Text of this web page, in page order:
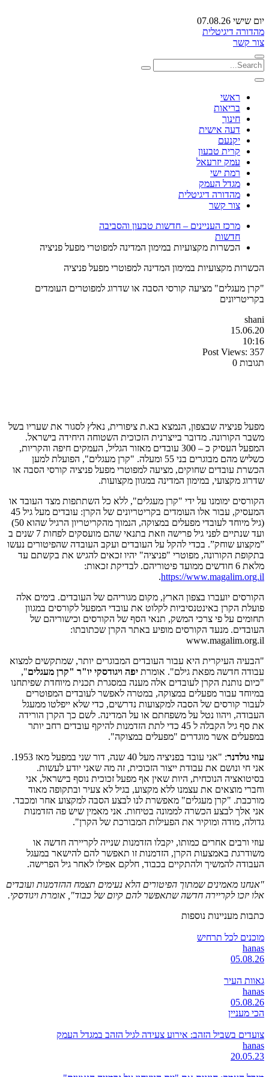
יום שישי 07.08.26
מהדורה דיגיטלית
צור קשר
ראשי
בריאות
חינוך
דעה אישית
יקנעם
קרית טבעון
עמק יזרעאל
רמת ישי
מגדל העמק
מהדורה דיגיטלית
צור קשר
מרכז העניינים – חדשות טבעון והסביבה
חדשות
הכשרות מקצועיות במימון המדינה למפוטרי מפעל פניציה
הכשרות מקצועיות במימון המדינה למפוטרי מפעל פניציה
"קרן מעגלים" מציעה קורסי הסבה או שדרוג למפוטרים העומדים
בקריטריונים
shani
15.06.20
10:16
Post Views: 357
תגובות 0
מפעל פניציה שבצפון, הנמצא בא.ת ציפורית, נאלץ לסגור את שעריו בשל
משבר הקורונה. מדובר בייצרנית הזכוכית השטוחה היחידה בישראל.
המפעל העסיק כ – 300 עובדים מאזור הגליל, העמקים חיפה והקריות,
כשליש מהם מבוגרים בני 55 ומעלה. "קרן מעגלים", הפועלת למען
הכשרת עובדים שחוקים, מציעה למפוטרי מפעל פניציה קורסי הסבה או
שדרוג מקצועי, במימון המדינה במגוון מקצועות.
הקורסים ימומנו על ידי "קרן מעגלים", ללא כל השתתפות מצד העובד או
המעסיק, עבור אלו העומדים בקריטריונים של הקרן: עובדים מעל גיל 45
(גיל מיוחד לעובדי מפעלים במצוקה, הנמוך מהקריטריון הרגיל שהוא 50)
ועד שנתיים לפני גיל פרישה וזאת בתנאי שהם מועסקים לפחות 7 שנים ב
”מקצוע שוחק”. בכדי להקל על העובדים ועקב העובדה שהפיטורים נעשו
בתקופת הקורונה, מפוטרי "פניציה" יהיו זכאים להגיש את בקשתם עד
מלאת 6 חודשים ממועד פיטוריהם. לבדיקת זכאות:
https://www.magalim.org.il
.
הקורסים יועברו בצפון הארץ, מקום מגוריהם של העובדים. בימים אלה
פועלת הקרן באינטנסיביות לקלוט את עובדי המפעל לקורסים במגוון
תחומים על פי צרכי המשק, תנאי הסף של הקורסים וכישוריהם של
העובדים. מנעד הקורסים מופיע באתר הקרן שכתובתו:
www.magalim.org.il
"הבעיה העיקרית היא עבור העובדים המבוגרים יותר, שמתקשים למצוא
עבודה חדשה מפאת גילם". אומרת יפה ויגודסקי יו"ר "קרן מעגלים",
"כיום נותנת הקרן לעובדים אלה מענה במסגרת תכנית מיוחדת שפיתחנו
במיוחד עבור מפעלים במצוקה, במטרה לאפשר לעובדים המפוטרים
לעבור קורסים של הסבה למקצועות נדרשים, כדי שלא ייפלטו ממעגל
העבודה, ויהוו נטל על משפחתם או על המדינה. לשם כך הקרן הורידה
את סף גיל הקבלה ל 45 כדי לתת הזדמנות להיקף עובדים רחב יותר
במפעלים אשר מוגדרים "מפעלים במצוקה".
עוזי גולדנר
: "אני עובד בפניציה מעל 40 שנה, דור שני במפעל מאז 1953.
אני חי ונושם את עבודת ייצור הזכוכית, זה מה שאני יודע לעשות.
בסיטואציה הנוכחית, היות שאין אף מפעל זכוכית נוסף בישראל, אני
וחברי מוצאים את עצמנו ללא מקצוע, בגיל לא צעיר ובתקופה מאוד
מורכבת. "קרן מעגלים" מאפשרת לנו לבצע הסבה למקצוע אחר ומכבד.
אני אלך לבצע הכשרה לממונה בטיחות. אני מאמין שיש פה הזדמנות
גדולה, מודה ומוקיר את הפעילות המבורכת של הקרן".
עוזי ורבים אחרים כמותו, יקבלו הזדמנות שנייה לקריירה חדשה או
משודרגת באמצעות הקרן, הזדמנות זו תאפשר להם להישאר במעגל
העבודה להמשיך ולהתקיים בכבוד, חלקם אפילו לאחר גיל הפרישה.
"אנחנו מאמינים שמתוך הפיטורים הלא נעימים תצמח ההזדמנות ועובדים
אלו יזכו לקריירה חדשה שתאפשר להם קיום של כבוד", אומרת ויגודסקי.
כתבות מעניינות נוספות
מוכנים לכל תרחיש
hanas
05.08.26
גאוות העיר
hanas
05.08.26
הכי מעניין
צועדים בשביל הזהב: אירוע צעידה לגיל הזהב במגדל העמק
hanas
20.05.23